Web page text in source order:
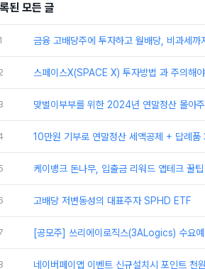
된 모든 글
금융 고배당주에 투자하고 월배당, 비과세
스페이스X(SPACE X) 투자방법 과 주의해
맞벌이부부를 위한 2024년 연말정산 몰아
10만원 기부로 연말정산 세액공제 + 답례
케이뱅크 돈나무, 입출금 리워드 앱테크 꿀팁
고배당 저변동성의 대표주자 SPHD ETF
[공모주] 쓰리에이로직스(3ALogics) 수요
네이버페이앱 이벤트 신규설치시 포인트 천